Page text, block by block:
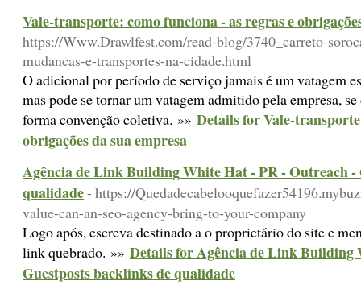
Vale-transporte: como funciona - as regras e
https://Www.Drawlfest.com/read-blog/3740_carreto-
mudancas-e-transportes-na-cidade.html
O adicional por período de serviço jamais é um vatagem
mas pode se tornar um vatagem admitido pela empresa,
forma convenção coletiva. »» Details for Vale-
obrigações da sua empresa
Agência de Link Building White Hat - PR - Outreach -
qualidade- https://
value-can-an-seo-agency-bring-to-your-company
Logo após, escreva destinado a o proprietário do site e
link quebrado. »» Details for Agência de Link Building
Guestposts backlinks de qualidade